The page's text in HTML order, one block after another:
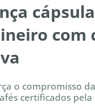
com
o compromisso
certificados